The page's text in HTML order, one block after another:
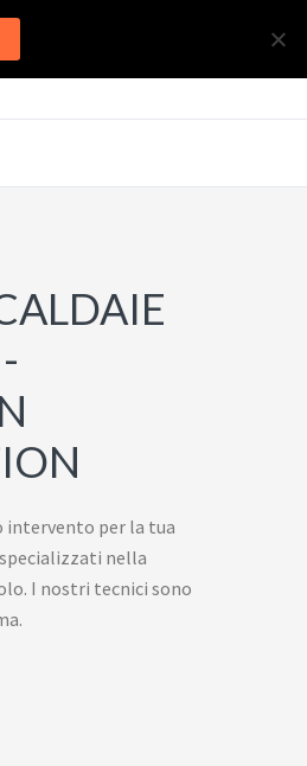
intervento per la tua
nella
I nostri tecnici sono